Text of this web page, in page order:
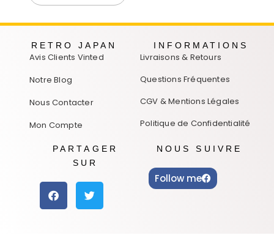
RETRO JAPAN
Avis Clients Vinted
Notre Blog
Nous Contacter
Mon Compte
INFORMATIONS
Livraisons & Retours
Questions Fréquentes
CGV & Mentions Légales
Politique de Confidentialité
PARTAGER
SUR
NOUS SUIVRE
Follow me